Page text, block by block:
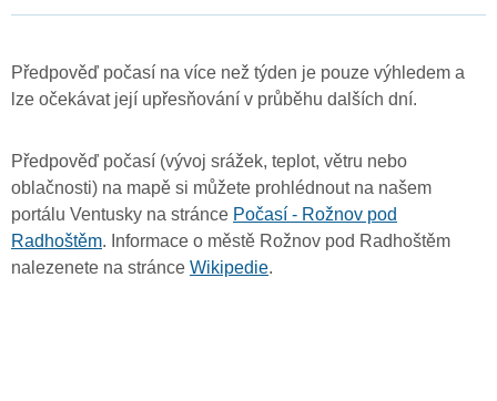
Předpověď počasí na více než týden je pouze výhledem a
lze očekávat její upřesňování v průběhu dalších dní.
Předpověď počasí (vývoj srážek, teplot, větru nebo
oblačnosti) na mapě si můžete prohlédnout na našem
portálu Ventusky na stránce Počasí - Rožnov pod
Radhoštěm. Informace o městě Rožnov pod Radhoštěm
nalezenete na stránce Wikipedie.